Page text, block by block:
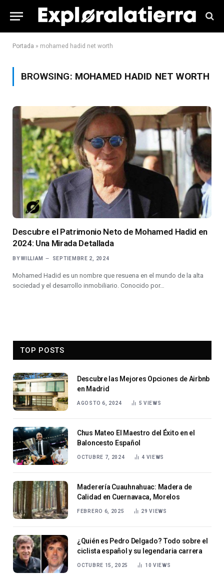
Portada » mohamed hadid net worth
BROWSING: MOHAMED HADID NET WORTH
Descubre el Patrimonio Neto de Mohamed Hadid en
2024: Una Mirada Detallada
BY WILLIAM SEPTIEMBRE 2, 2024
Mohamed Hadid es un nombre que resuena en el mundo de la alta
sociedad y el desarrollo inmobiliario. Conocido por…
TOP POSTS
Descubre las Mejores Opciones de Airbnb
en Madrid
AGOSTO 6, 2024 5 VIEWS
Chus Mateo El Maestro del Éxito en el
Baloncesto Español
OCTUBRE 7, 2024 4 VIEWS
Maderería Cuauhnahuac: Madera de
Calidad en Cuernavaca, Morelos
FEBRERO 6, 2025 29VIEWS
¿Quién es Pedro Delgado? Todo sobre el
ciclista español y su legendaria carrera
OCTUBRE 15, 2025 10VIEWS